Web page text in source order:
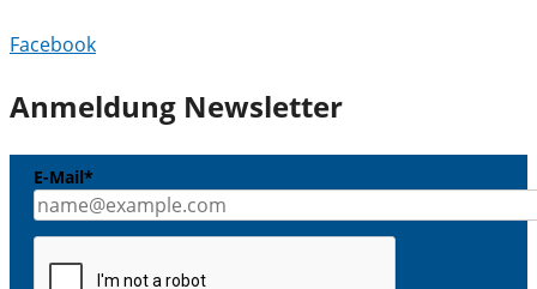
Facebook
Anmeldung Newsletter
E-Mail*